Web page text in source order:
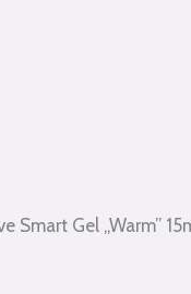
Smart Gel „Warm”